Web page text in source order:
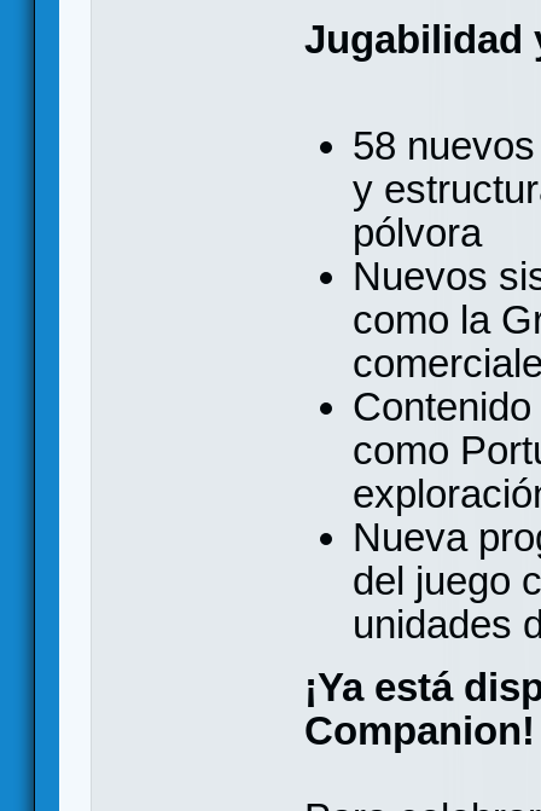
Jugabilidad
58
y
pólvora
Nuevos
como la
como
Nueva
del juego
unidades
¡Ya está
Companion!